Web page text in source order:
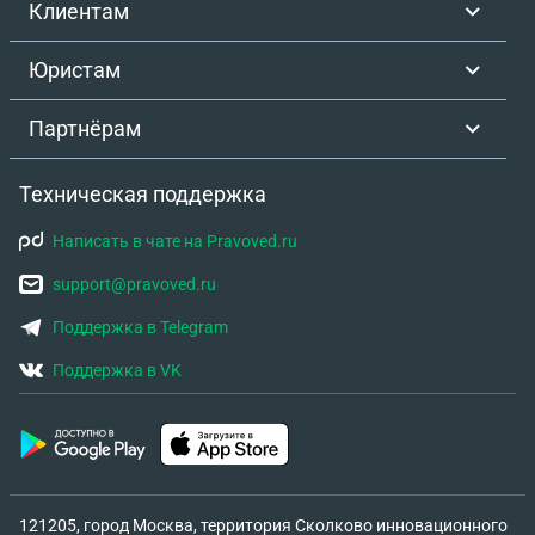
получение документов. Какой порядок действий
поданный работодателю какой срок имеет? Как
4. Какие ещё действия я могу предпринять для
защиты своих прав в ситуации сокращения? Есть
ли дополнительные гарантии или процедуры,
минимизировать риски сокращения?
Клиентам
Юристам
Партнёрам
Техническая поддержка
Написать в чате на Pravoved.ru
support@pravoved.ru
Поддержка в Telegram
Поддержка в VK
121205, город Москва, территория Сколково инновационного